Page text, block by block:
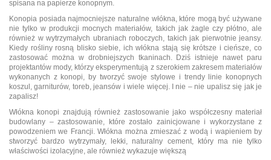
spisana na papierze konopnym.
Konopia posiada najmocniejsze naturalne włókna, które mogą być używane
nie tylko w produkcji mocnych materiałów, takich jak żagle czy płótno, ale
również w wytrzymałych ubraniach roboczych, takich jak pierwotnie jeansy.
Kiedy rośliny rosną blisko siebie, ich włókna stają się krótsze i cieńsze, co
zastosować można w drobniejszych tkaninach. Dziś istnieje nawet paru
projektantów mody, którzy eksperymentują z szerokiem zakresem materiałów
wykonanych z konopi, by tworzyć swoje stylowe i trendy linie konopnych
koszul, garniturów, toreb, jeansów i wiele więcej. I nie – nie upalisz się jak je
zapalisz!
Włókna konopi znajdują również zastosowanie jako współczesny materiał
budowlany – zastosowanie, które zostało zainicjowane i wykorzystane z
powodzeniem we Francji. Włókna można zmieszać z wodą i wapieniem by
stworzyć bardzo wytrzymały, lekki, naturalny cement, który ma nie tylko
właściwości izolacyjne, ale również wykazuje większą